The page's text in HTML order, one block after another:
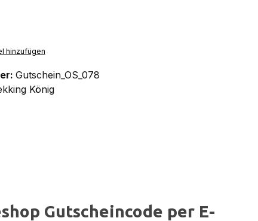
hinzufügen
Gutschein_OS_078
König
Gutscheincode per E-